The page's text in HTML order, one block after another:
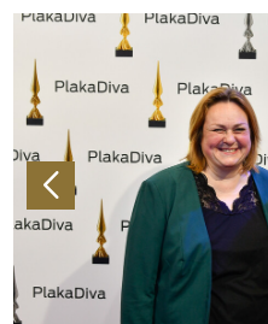
Hauptnavigation